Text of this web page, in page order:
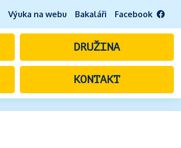
Výuka na webu Bakaláři Facebook
DRUŽINA
KONTAKT